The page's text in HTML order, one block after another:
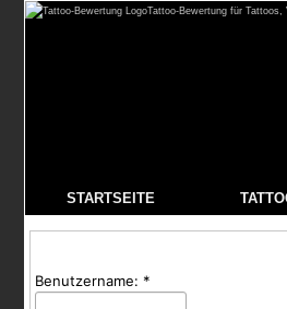
Tattoo-Bewertung für Tattoos,
STARTSEITE
Benutzername: *